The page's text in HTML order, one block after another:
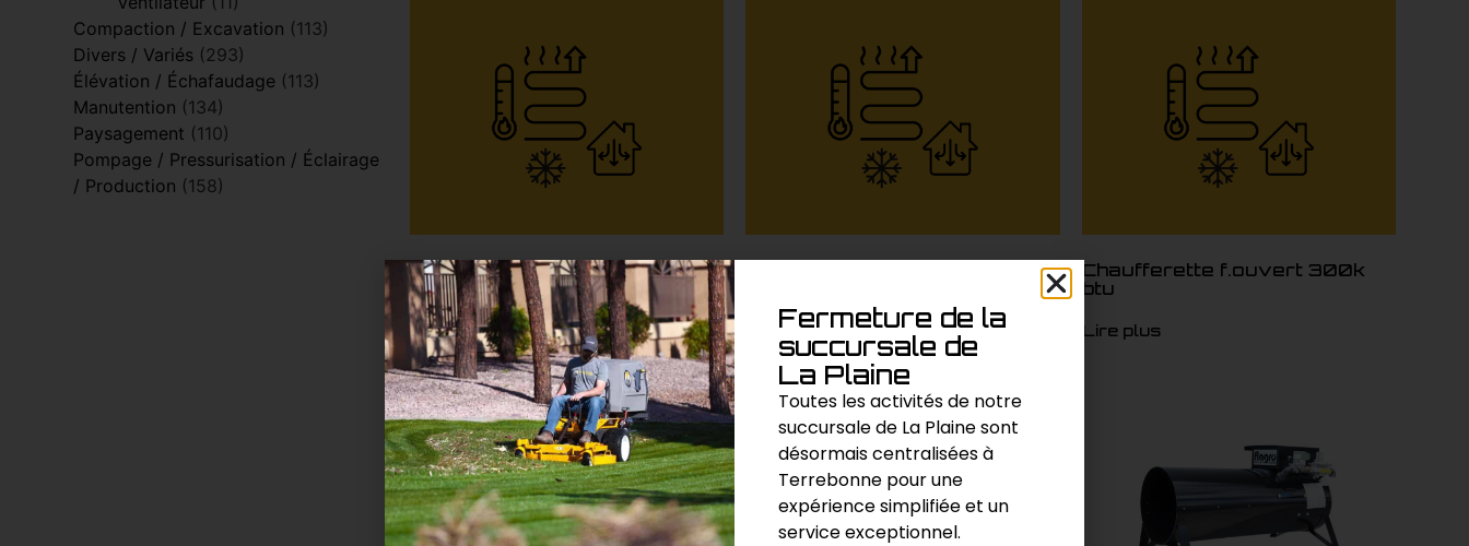
Compaction / Excavation (113)
Divers / Variés (293)
Élévation / Échafaudage (113)
Manutention (134)
Paysagement (110)
Pompage / Pressurisation / Éclairage
/ Production (158)
Chaufferette f.ouvert 150k
btu
Lire plus
Lire plus
Chaufferette f.ouvert 300k
btu
Lire plus
Fermeture de la
succursale de
La Plaine
Toutes les activités de notre
succursale de La Plaine sont
désormais centralisées à
Terrebonne pour une
expérience simplifiée et un
service exceptionnel.